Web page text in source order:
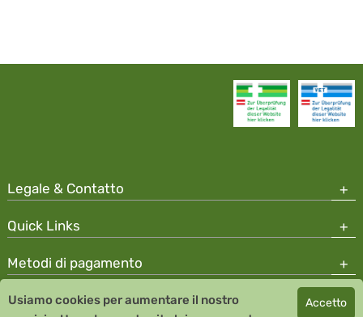
Legale & Contatto
Quick Links
Metodi di pagamento
Copyright © 2026 Team Santé Salvator Apotheke
Usiamo cookies per aumentare il nostro
Accetto